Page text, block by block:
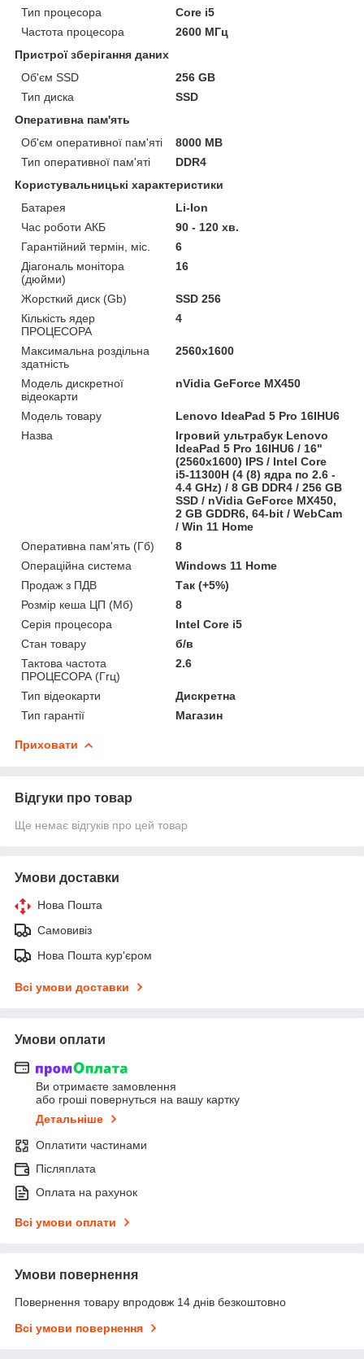
Тип процесора
Core i5
Частота процесора
2600 МГц
Пристрої зберігання даних
Об'єм SSD
256 GB
Тип диска
SSD
Оперативна пам'ять
Об'єм оперативної пам'яті
8000 MB
Тип оперативної пам'яті
DDR4
Користувальницькі характеристики
Батарея
Li-Ion
Час роботи АКБ
90 - 120 хв.
Гарантійний термін, міс.
6
Діагональ монітора
(дюйми)
16
Жорсткий диск (Gb)
SSD 256
Кількість ядер
ПРОЦЕСОРА
4
Максимальна роздільна
здатність
2560x1600
Модель дискретної
відеокарти
nVidia GeForce MX450
Модель товару
Lenovo IdeaPad 5 Pro 16IHU6
Назва
Ігровий ультрабук Lenovo
IdeaPad 5 Pro 16IHU6 / 16"
(2560x1600) IPS / Intel Core
i5-11300H (4 (8) ядра по 2.6 -
4.4 GHz) / 8 GB DDR4 / 256 GB
SSD / nVidia GeForce MX450,
2 GB GDDR6, 64-bit / WebCam
/ Win 11 Home
Оперативна пам'ять (Гб)
8
Операційна система
Windows 11 Home
Продаж з ПДВ
Так (+5%)
Розмір кеша ЦП (Мб)
8
Серія процесора
Intel Core i5
Стан товару
б/в
Тактова частота
ПРОЦЕСОРА (Ггц)
2.6
Тип відеокарти
Дискретна
Тип гарантії
Магазин
Приховати
Відгуки про товар
Ще немає відгуків про цей товар
Умови доставки
Нова Пошта
Самовивіз
Нова Пошта кур'єром
Всі умови доставки
Умови оплати
Ви отримаєте замовлення
або гроші повернуться на вашу картку
Детальніше
Оплатити частинами
Післяплата
Оплата на рахунок
Всі умови оплати
Умови повернення
Повернення товару впродовж 14 днів безкоштовно
Всі умови повернення